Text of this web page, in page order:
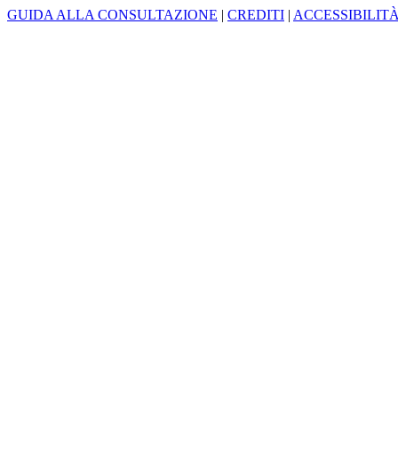
GUIDA ALLA CONSULTAZIONE | CREDITI |